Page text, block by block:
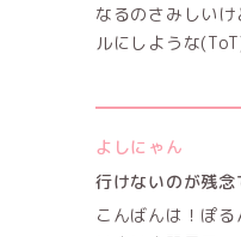
なるのさみしい
ルにしような
よしにゃん
行けないのが残念
こんばんは！ぽる